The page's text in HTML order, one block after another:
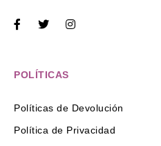
POLÍTICAS
Políticas de Devolución
Política de Privacidad